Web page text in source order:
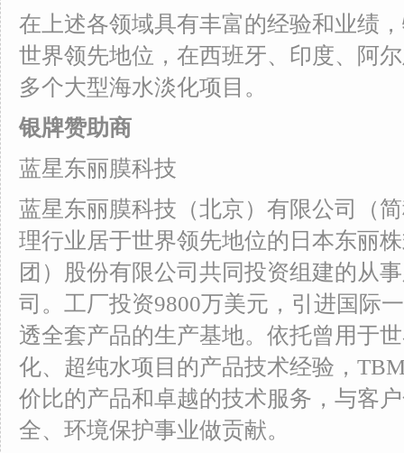
在上述各领域具有丰富的经验和业绩
世界领先地位，在西班牙、印度、阿
多个大型海水淡化项目。
银牌赞助商
蓝星东丽膜科技
蓝星东丽膜科技（北京）有限公司（
理行业居于世界领先地位的日本东丽
团）股份有限公司共同投资组建的从
司。工厂投资9800万美元，引进国际
透全套产品的生产基地。依托曾用于
化、超纯水项目的产品技术经验，
价比的产品和卓越的技术服务，与客
全、环境保护事业做贡献。